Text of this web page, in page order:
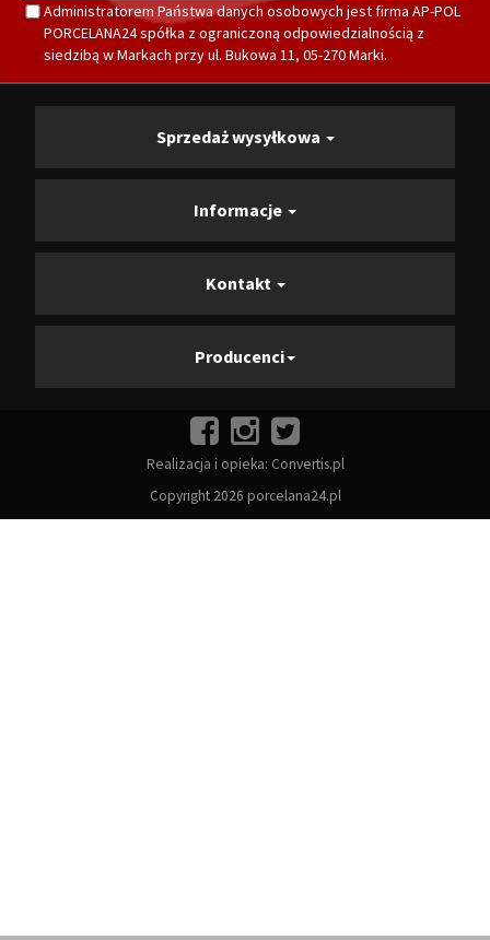
Administratorem Państwa danych osobowych jest firma AP-POL
PORCELANA24 spółka z ograniczoną odpowiedzialnością z
siedzibą w Markach przy ul. Bukowa 11, 05-270 Marki.
Sprzedaż wysyłkowa
Informacje
Kontakt
Producenci
Realizacja i opieka: Convertis.pl
Copyright 2026 porcelana24.pl